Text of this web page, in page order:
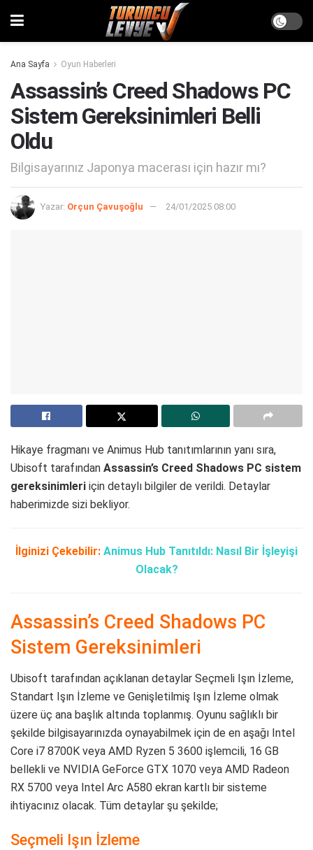
Ana Sayfa Oyun Haberleri
Assassin’s Creed Shadows PC
Sistem Gereksinimleri Belli
Oldu
Bilgisayarınız Japonya macerası için hazır mı?
Yazar: Orçun Çavuşoğlu 24/01/2025 08:00
Hikaye fragmanı ve Animus Hub tanıtımlarının yanı sıra,
Ubisoft tarafından Assassin’s Creed Shadows PC sistem
gereksinimleri için detaylı bilgiler de verildi. Detaylar
haberimizde sizi bekliyor.
İlginizi Çekebilir: Animus Hub Tanıtıldı: Nasıl Bir İşleyişi
Olacak?
Assassin’s Creed Shadows PC
Sistem Gereksinimleri
Ubisoft tarafından açıklanan detaylar Seçmeli Işın İzleme,
Standart Işın İzleme ve Genişletilmiş Işın İzleme olmak
üzere üç ana başlık altında toplanmış. Oyunu sağlıklı bir
şekilde bilgisayarınızda oynayabilmek için de en aşağı Intel
Core i7 8700K veya AMD Ryzen 5 3600 işlemcili, 16 GB
bellekli ve NVIDIA GeForce GTX 1070 veya AMD Radeon
RX 5700 veya Intel Arc A580 ekran kartlı bir sisteme
ihtiyacınız olacak. Tüm detaylar şu şekilde;
Seçmeli Işın İzleme